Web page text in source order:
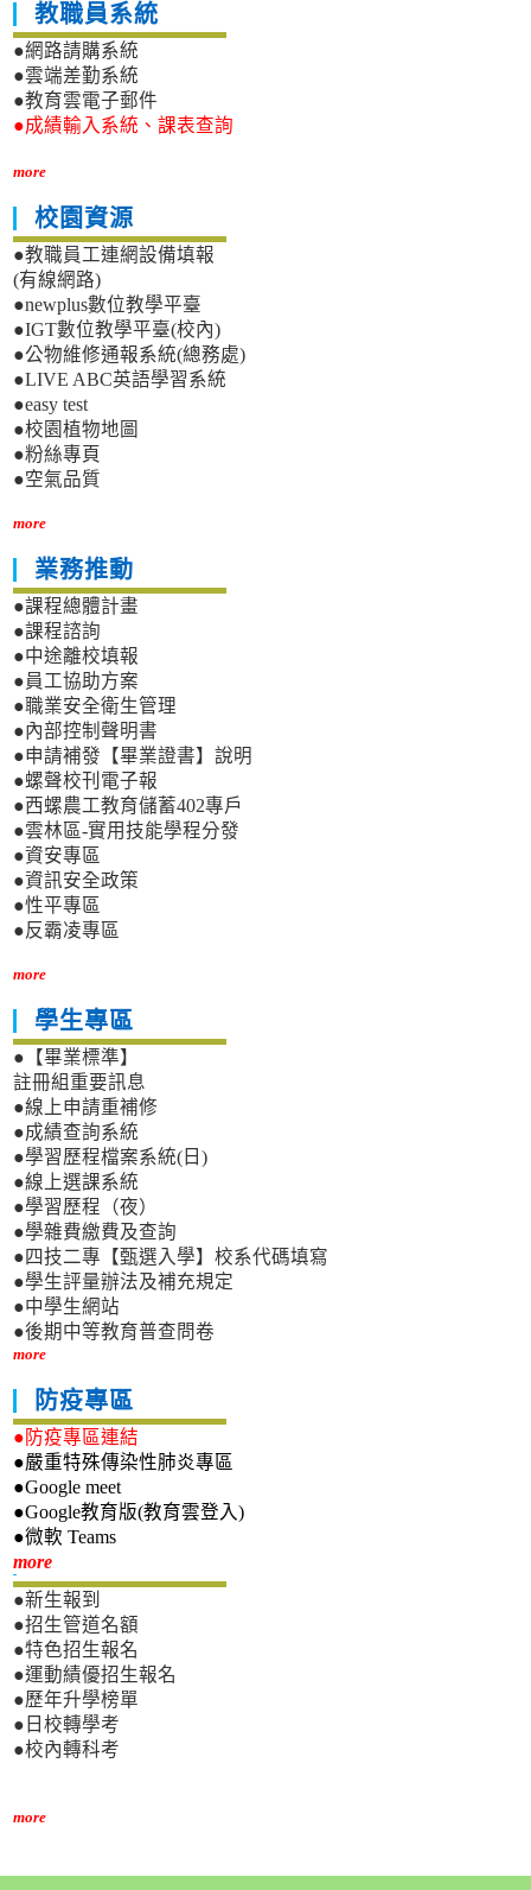
教職員系統
●網路請購系統
●雲端差勤系統
●教育雲電子郵件
●成績輸入系統、課表查詢
more
校園資源
●教職員工連網設備填報
(有線網路)
●newplus數位教學平臺
●IGT數位教學平臺(校內)
●公物維修通報系統(總務處)
●LIVE ABC英語學習系統
●easy test
●校園植物地圖
●粉絲專頁
●空氣品質
more
業務推動
●課程總體計畫
●課程諮詢
●中途離校填報
●員工協助方案
●職業安全衛生管理
●內部控制聲明書
●申請補發【畢業證書】說明
●螺聲校刊電子報
●西螺農工教育儲蓄402專戶
●雲林區-實用技能學程分發
●資安專區
●資訊安全政策
●性平專區
●反霸凌專區
more
學生專區
●【畢業標準】
註冊組重要訊息
●線上申請重補修
●成績查詢系統
●學習歷程檔案系統(日)
●線上選課系統
●學習歷程（夜）
●學雜費繳費及查詢
●四技二專【甄選入學】校系代碼填寫
●學生評量辦法及補充規定
●中學生網站
●後期中等教育普查問卷
more
防疫專區
●防疫專區連結
●嚴重特殊傳染性肺炎專區
●Google meet
●Google教育版(教育雲登入)
●微軟 Teams
more新生專區
●新生報到
●招生管道名額
●特色招生報名
●運動績優招生報名
●歷年升學榜單
●日校轉學考
●校內轉科考
more